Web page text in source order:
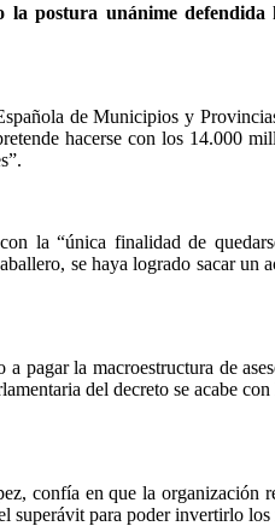
la postura unánime
de Municipios y
hacerse con los 14.000
la “única finalidad de
se haya logrado sacar un
pagar la macroestructura de
del decreto se acabe
confía en que la organización
superávit para poder invertirlo